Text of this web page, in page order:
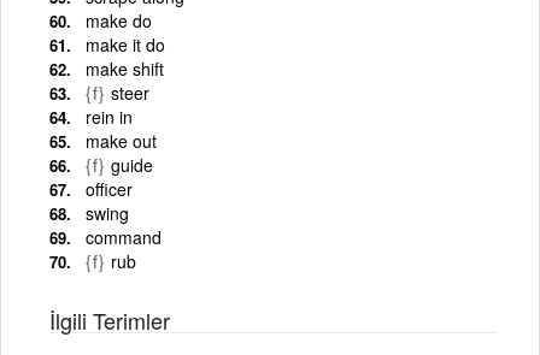
make do
make it do
make shift
{f} steer
rein in
make out
{f} guide
officer
swing
command
{f} rub
İlgili Terimler